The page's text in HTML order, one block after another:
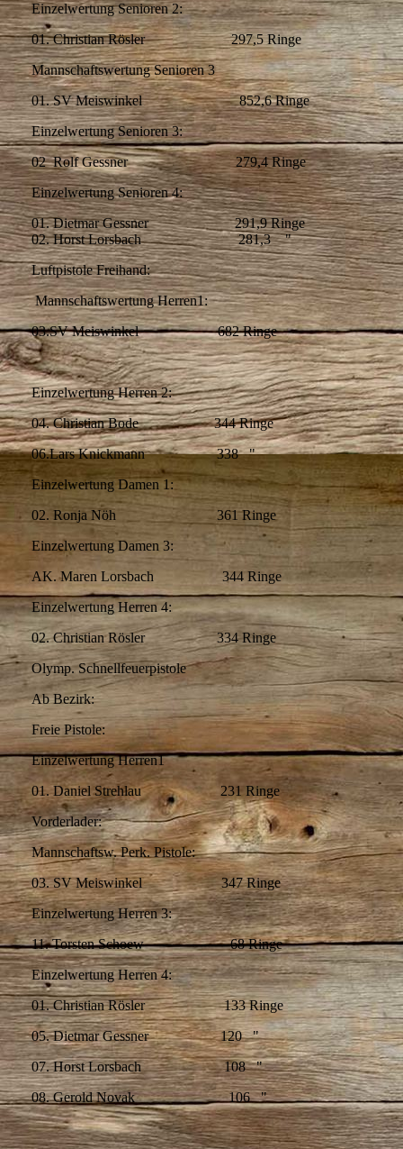
Einzelwertung Senioren 2:
01. Christian Rösler 297,5 Ringe
Mannschaftswertung Senioren 3
01. SV Meiswinkel 852,6 Ringe
Einzelwertung Senioren 3:
02 Rolf Gessner 279,4 Ringe
Einzelwertung Senioren 4:
01. Dietmar Gessner 291,9 Ringe
02. Horst Lorsbach 281,3 "
Luftpistole Freihand:
Mannschaftswertung Herren1:
03.SV Meiswinkel 682 Ringe
Einzelwertung Herren 2:
04. Christian Bode 344 Ringe
06.Lars Knickmann 338 "
Einzelwertung Damen 1:
02. Ronja Nöh 361 Ringe
Einzelwertung Damen 3:
AK. Maren Lorsbach 344 Ringe
Einzelwertung Herren 4:
02. Christian Rösler 334 Ringe
Olymp. Schnellfeuerpistole
Ab Bezirk:
Freie Pistole:
Einzelwertung Herren1
01. Daniel Strehlau 231 Ringe
Vorderlader:
Mannschaftsw. Perk. Pistole:
03. SV Meiswinkel 347 Ringe
Einzelwertung Herren 3:
11. Torsten Schoew 68 Ringe
Einzelwertung Herren 4:
01. Christian Rösler 133 Ringe
05. Dietmar Gessner 120 "
07. Horst Lorsbach 108 "
08. Gerold Novak 106 "